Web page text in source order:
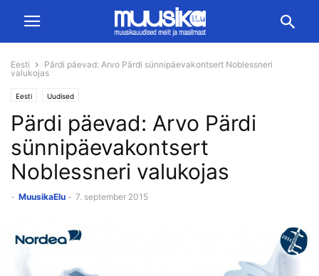
Eesti
Pärdi päevad: Arvo Pärdi sünnipäevakontsert Noblessneri
valukojas
Eesti Uudised
Pärdi päevad: Arvo Pärdi
sünnipäevakontsert
Noblessneri valukojas
- MuusikaElu - 7. september 2015